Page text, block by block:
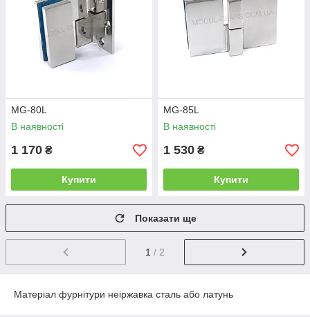
MG-80L
В наявності
1 170 ₴
Купити
MG-85L
В наявності
1 530 ₴
Купити
Показати ще
1 / 2
Матеріал фурнітури неіржавка сталь або латунь